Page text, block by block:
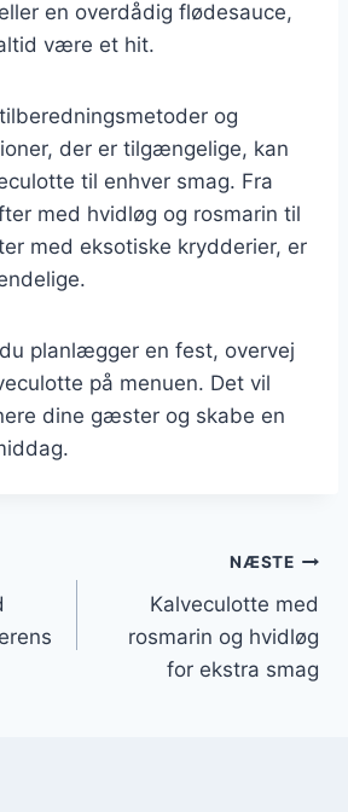
en overdådig flødesauce,
være et hit.
og
der er tilgængelige, kan
til enhver smag. Fra
med hvidløg og rosmarin til
med eksotiske krydderier, er
planlægger en fest, overvej
på menuen. Det vil
dine gæster og skabe en
NÆSTE
Kalveculotte med
rosmarin og hvidløg
for ekstra smag